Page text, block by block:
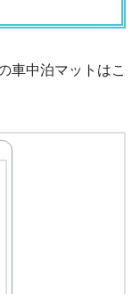
車中泊マットはこ